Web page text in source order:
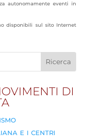
autonomamente eventi in
disponibili sul sito Internet
DI
e i centri